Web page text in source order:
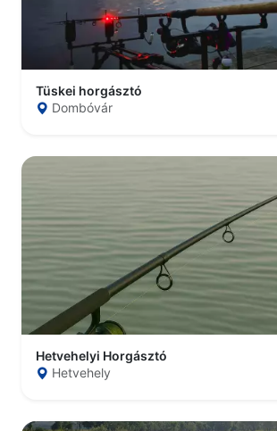
Tüskei horgásztó
Dombóvár
Hetvehelyi Horgásztó
Hetvehely